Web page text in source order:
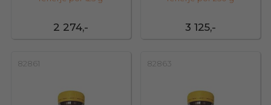
2 274,- 3 125,-
82861 82863